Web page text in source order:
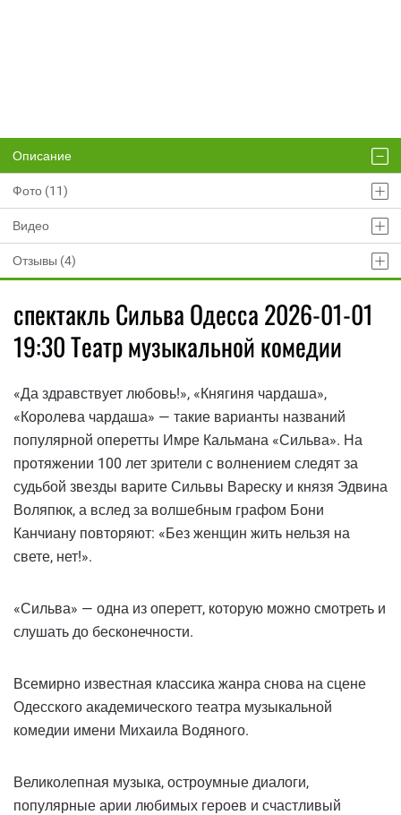
Описание
Фото (11)
Видео
Отзывы (4)
спектакль Сильва Одесса 2026-01-01
19:30 Театр музыкальной комедии
«Да здравствует любовь!», «Княгиня чардаша»,
«Королева чардаша» — такие варианты названий
популярной оперетты Имре Кальмана «Сильва». На
протяжении 100 лет зрители с волнением следят за
судьбой звезды варите Сильвы Вареску и князя Эдвина
Воляпюк, а вслед за волшебным графом Бони
Канчиану повторяют: «Без женщин жить нельзя на
свете, нет!».
«Сильва» — одна из оперетт, которую можно смотреть и
слушать до бесконечности.
Всемирно известная классика жанра снова на сцене
Одесского академического театра музыкальной
комедии имени Михаила Водяного.
Великолепная музыка, остроумные диалоги,
популярные арии любимых героев и счастливый